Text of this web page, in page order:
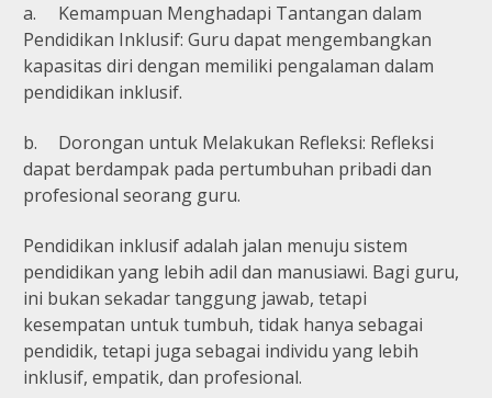
a.
Kemampuan Menghadapi Tantangan dalam
Pendidikan Inklusif: Guru dapat mengembangkan
kapasitas diri dengan memiliki pengalaman dalam
pendidikan inklusif.
b.
Dorongan untuk Melakukan Refleksi: Refleksi
dapat berdampak pada pertumbuhan pribadi dan
profesional seorang guru.
Pendidikan inklusif adalah jalan menuju sistem
pendidikan yang lebih adil dan manusiawi. Bagi guru,
ini bukan sekadar tanggung jawab, tetapi
kesempatan untuk tumbuh, tidak hanya sebagai
pendidik, tetapi juga sebagai individu yang lebih
inklusif, empatik, dan profesional.